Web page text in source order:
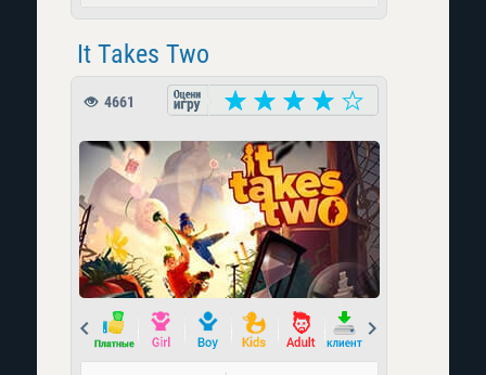
It Takes Two
4661
Prev